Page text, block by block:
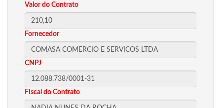
Valor do Contrato
Fornecedor
CNPJ
Fiscal do Contrato